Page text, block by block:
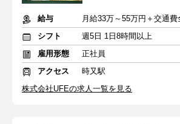
給与
月給33万～55万円＋交通費
シフト
週5日 1日8時間以上
雇用形態
正社員
アクセス
時又駅
株式会社UFEの求人一覧を見る